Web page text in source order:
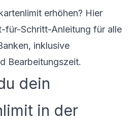
erhöhen? Hier
für-Schritt-Anleitung für alle
inklusive
Bearbeitungszeit.
dein
in der